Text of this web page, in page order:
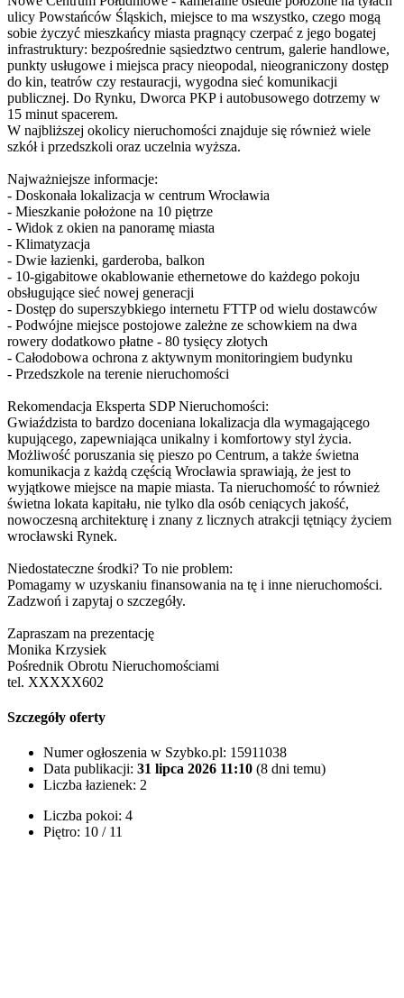
ulicy Powstańców Śląskich, miejsce to ma wszystko, czego mogą
sobie życzyć mieszkańcy miasta pragnący czerpać z jego bogatej
infrastruktury: bezpośrednie sąsiedztwo centrum, galerie handlowe,
punkty usługowe i miejsca pracy nieopodal, nieograniczony dostęp
do kin, teatrów czy restauracji, wygodna sieć komunikacji
publicznej. Do Rynku, Dworca PKP i autobusowego dotrzemy w
15 minut spacerem.
W najbliższej okolicy nieruchomości znajduje się również wiele
szkół i przedszkoli oraz uczelnia wyższa.
Najważniejsze informacje:
- Doskonała lokalizacja w centrum Wrocławia
- Mieszkanie położone na 10 piętrze
- Widok z okien na panoramę miasta
- Klimatyzacja
- Dwie łazienki, garderoba, balkon
- 10-gigabitowe okablowanie ethernetowe do każdego pokoju
obsługujące sieć nowej generacji
- Dostęp do superszybkiego internetu FTTP od wielu dostawców
- Podwójne miejsce postojowe zależne ze schowkiem na dwa
rowery dodatkowo płatne - 80 tysięcy złotych
- Całodobowa ochrona z aktywnym monitoringiem budynku
- Przedszkole na terenie nieruchomości
Rekomendacja Eksperta SDP Nieruchomości:
Gwiaździsta to bardzo doceniana lokalizacja dla wymagającego
kupującego, zapewniająca unikalny i komfortowy styl życia.
Możliwość poruszania się pieszo po Centrum, a także świetna
komunikacja z każdą częścią Wrocławia sprawiają, że jest to
wyjątkowe miejsce na mapie miasta. Ta nieruchomość to również
świetna lokata kapitału, nie tylko dla osób ceniących jakość,
nowoczesną architekturę i znany z licznych atrakcji tętniący życiem
wrocławski Rynek.
Niedostateczne środki? To nie problem:
Pomagamy w uzyskaniu finansowania na tę i inne nieruchomości.
Zadzwoń i zapytaj o szczegóły.
Zapraszam na prezentację
Monika Krzysiek
Pośrednik Obrotu Nieruchomościami
tel. XXXXX602
Szczegóły oferty
Numer ogłoszenia w Szybko.pl: 15911038
Data publikacji: 31 lipca 2026 11:10 (8 dni temu)
Liczba łazienek: 2
Liczba pokoi: 4
Piętro: 10 / 11